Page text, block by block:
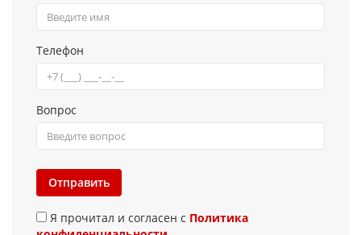
Телефон
Вопрос
Отправить
Я прочитал и согласен с Политика